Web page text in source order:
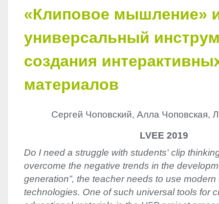
«Клиповое мышление»
универсальный
создания
материалов
Сергей Чоповский, Алла Чоповская,
LVEE 2019
Do I need a struggle with students' clip
overcome the negative trends in the
generation”, the teacher needs to use
technologies. One of such universal tools for